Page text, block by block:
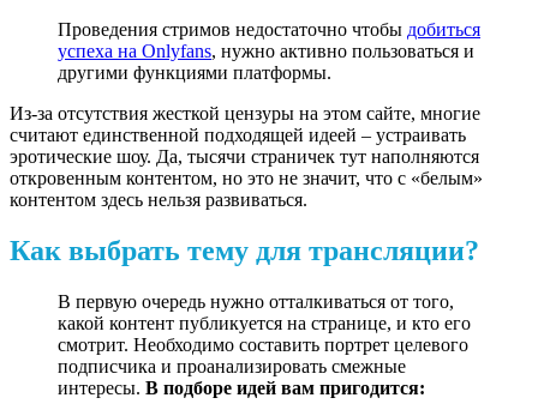
Проведения стримов недостаточно чтобы добиться
успеха на Onlyfans, нужно активно пользоваться и
другими функциями платформы.
Из-за отсутствия жесткой цензуры на этом сайте, многие
считают единственной подходящей идеей – устраивать
эротические шоу. Да, тысячи страничек тут наполняются
откровенным контентом, но это не значит, что с «белым»
контентом здесь нельзя развиваться.
Как выбрать тему для трансляции?
В первую очередь нужно отталкиваться от того,
какой контент публикуется на странице, и кто его
смотрит. Необходимо составить портрет целевого
подписчика и проанализировать смежные
интересы. В подборе идей вам пригодится: